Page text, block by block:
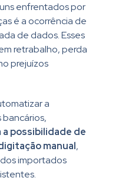
enfrentados por
é a ocorrência de
de dados. Esses
retrabalho, perda
prejuízos
a
a possibilidade de
manual,
importados